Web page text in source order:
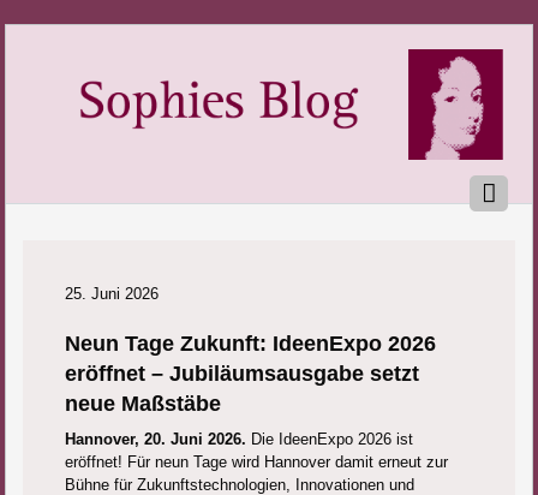
25. Juni 2026
Neun Tage Zukunft: IdeenExpo 2026
eröffnet – Jubiläumsausgabe setzt
neue Maßstäbe
Hannover, 20. Juni 2026. Die IdeenExpo 2026 ist
eröffnet! Für neun Tage wird Hannover damit erneut zur
Bühne für Zukunftstechnologien, Innovationen und